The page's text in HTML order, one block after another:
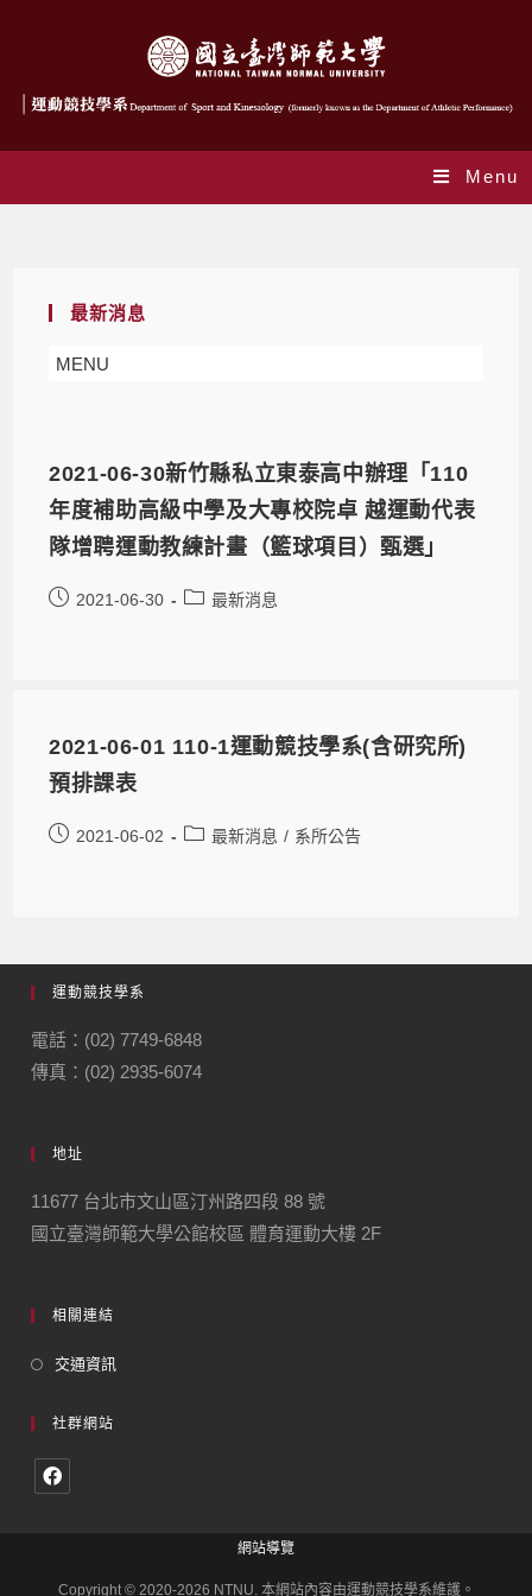
Menu
最新消息
MENU
2021-06-30新竹縣私立東泰高中辦理「110
年度補助高級中學及大專校院卓 越運動代表
隊增聘運動教練計畫（籃球項目）甄選」
2021-06-30 最新消息
2021-06-01 110-1運動競技學系(含研究所)
預排課表
2021-06-02 最新消息 / 系所公告
運動競技學系
電話：(02) 7749-6848
傳真：(02) 2935-6074
地址
11677 台北市文山區汀州路四段 88 號
國立臺灣師範大學公館校區 體育運動大樓 2F
相關連結
交通資訊
社群網站
網站導覽
Copyright © 2020-2026 NTNU. 本網站內容由運動競技學系維護。